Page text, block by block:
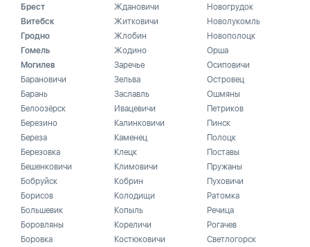
Брест
Витебск
Гродно
Гомель
Могилев
Барановичи
Барань
Белоозёрск
Березино
Береза
Березовка
Бешенковичи
Бобруйск
Борисов
Большевик
Боровляны
Боровка
Ждановичи
Житковичи
Жлобин
Жодино
Заречье
Зельва
Заславль
Ивацевичи
Калинковичи
Каменец
Клецк
Климовичи
Кобрин
Колодищи
Копыль
Кореличи
Костюковичи
Новогрудок
Новолукомль
Новополоцк
Орша
Осиповичи
Островец
Ошмяны
Петриков
Пинск
Полоцк
Поставы
Пружаны
Пуховичи
Ратомка
Речица
Рогачев
Светлогорск